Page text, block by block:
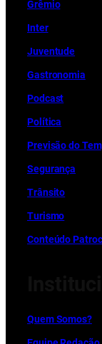
Grêmio
Inter
Juventude
Gastronomia
Podcast
Política
Previsão do
Segurança
Trânsito
Turismo
Conteúdo
Quem Somos?